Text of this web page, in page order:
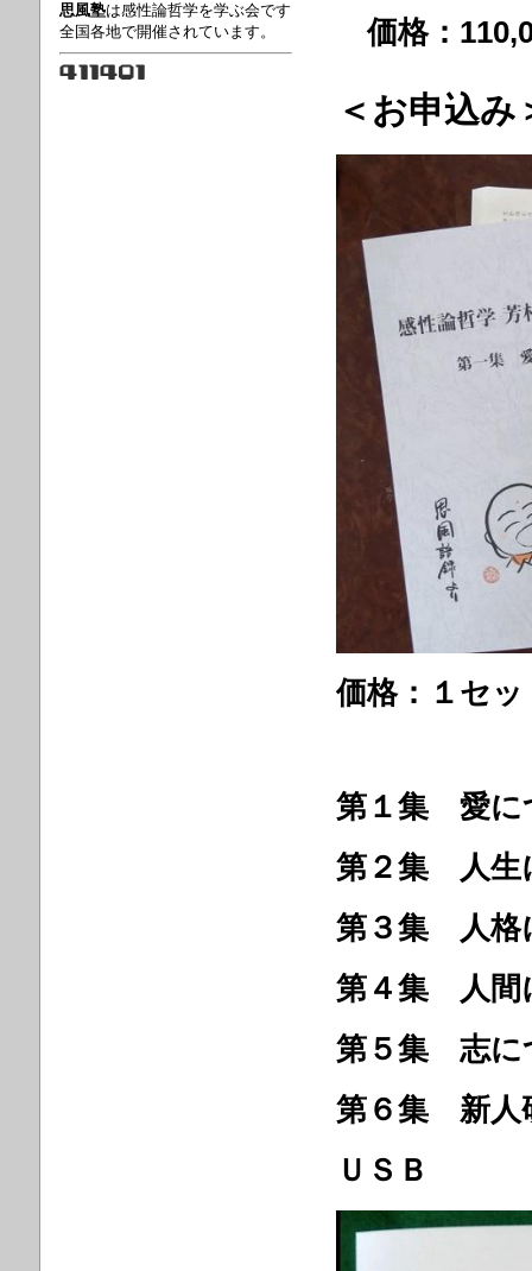
価格：
＜お申込み
価格：１セ
第１集 愛
第２集 人
第３集 人格
第４集 人
第５集 志
第６集 新人
ＵＳＢ
思風塾は感性論哲学を学ぶ会です
全国各地で開催されています。